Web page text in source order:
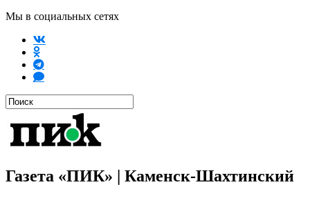
Мы в социальных сетях
Газета «ПИК» | Каменск-Шахтинский